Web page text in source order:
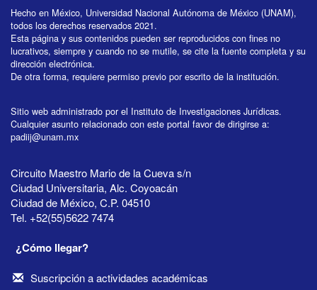
Hecho en México, Universidad Nacional Autónoma de México (UNAM),
todos los derechos reservados 2021.
Esta página y sus contenidos pueden ser reproducidos con fines no
lucrativos, siempre y cuando no se mutile, se cite la fuente completa y su
dirección electrónica.
De otra forma, requiere permiso previo por escrito de la institución.
Sitio web administrado por el Instituto de Investigaciones Jurídicas.
Cualquier asunto relacionado con este portal favor de dirigirse a:
padiij@unam.mx
Circuito Maestro Mario de la Cueva s/n
Ciudad Universitaria, Alc. Coyoacán
Ciudad de México, C.P. 04510
Tel. +52(55)5622 7474
¿Cómo llegar?
Suscripción a actividades académicas